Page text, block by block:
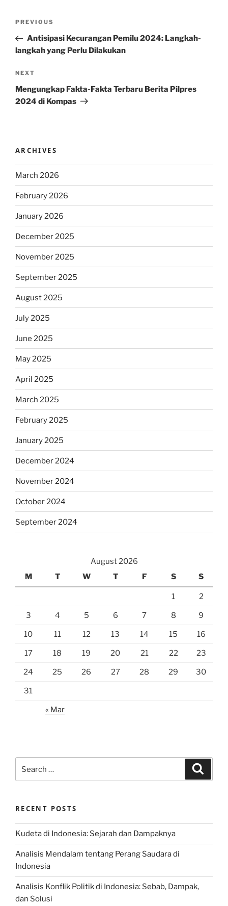
Previous
Post
PREVIOUS
Antisipasi Kecurangan Pemilu 2024: Langkah-
langkah yang Perlu Dilakukan
Next
Post
NEXT
Mengungkap Fakta-Fakta Terbaru Berita Pilpres
2024 di Kompas
ARCHIVES
March 2026
February 2026
January 2026
December 2025
November 2025
September 2025
August 2025
July 2025
June 2025
May 2025
April 2025
March 2025
February 2025
January 2025
December 2024
November 2024
October 2024
September 2024
August 2026
M
T W T F S S
1 2
3 4 5 6 7 8 9
10 11 12 13 14 15 16
17 18 19 20 21 22 23
24 25 26 27 28 29 30
31
« Mar
for:
RECENT POSTS
Kudeta di Indonesia: Sejarah dan Dampaknya
Analisis Mendalam tentang Perang Saudara di
Indonesia
Analisis Konflik Politik di Indonesia: Sebab, Dampak,
dan Solusi